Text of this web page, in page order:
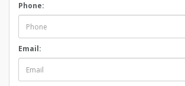
Phone:
Email: